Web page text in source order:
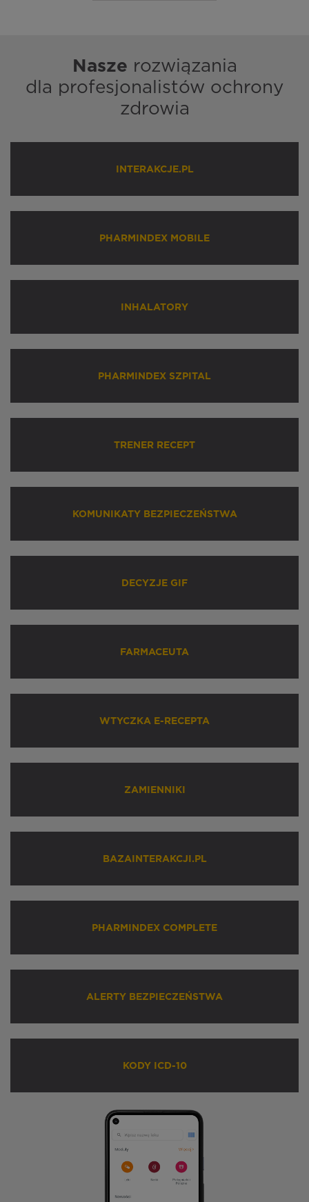
Nasze rozwiązania
dla profesjonalistów ochrony
zdrowia
INTERAKCJE.PL
PHARMINDEX MOBILE
INHALATORY
PHARMINDEX SZPITAL
TRENER RECEPT
KOMUNIKATY BEZPIECZEŃSTWA
DECYZJE GIF
FARMACEUTA
WTYCZKA E-RECEPTA
ZAMIENNIKI
BAZAINTERAKCJI.PL
PHARMINDEX COMPLETE
ALERTY BEZPIECZEŃSTWA
KODY ICD-10